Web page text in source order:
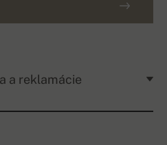
a reklamácie